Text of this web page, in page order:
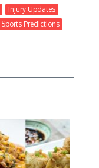
Injury Updates
Sports Predictions